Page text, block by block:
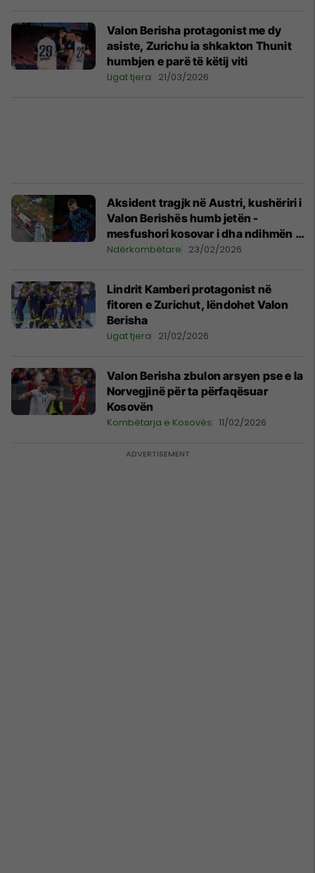
Valon Berisha protagonist me dy
asiste, Zurichu ia shkakton Thunit
humbjen e parë të këtij viti
Ligat tjera 21/03/2026
Aksident tragjk në Austri, kushëriri i
Valon Berishës humb jetën -
mesfushori kosovar i dha ndihmën e
parë
Ndërkombëtare 23/02/2026
Lindrit Kamberi protagonist në
fitoren e Zurichut, lëndohet Valon
Berisha
Ligat tjera 21/02/2026
Valon Berisha zbulon arsyen pse e la
Norvegjinë për ta përfaqësuar
Kosovën
Kombëtarja e Kosovës 11/02/2026